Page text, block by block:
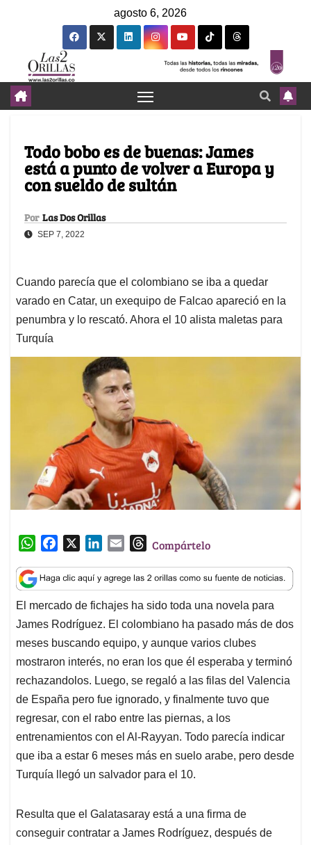
agosto 6, 2026
Todo bobo es de buenas: James
está a punto de volver a Europa y
con sueldo de sultán
Por Las Dos Orillas
SEP 7, 2022
Cuando parecía que el colombiano se iba a quedar
varado en Catar, un exequipo de Falcao apareció en la
penumbra y lo rescató. Ahora el 10 alista maletas para
Turquía
W
a
t
s
A
p
p
c
e
b
o
o
k
n
k
e
d
I
n
a
i
l
T
r
e
a
d
s
Compártelo
El mercado de fichajes ha sido toda una novela para
James Rodríguez. El colombiano ha pasado más de dos
meses buscando equipo, y aunque varios clubes
mostraron interés, no eran los que él esperaba y terminó
rechazandolos. Luego, se regaló a las filas del Valencia
de España pero fue ignorado, y finalmente tuvo que
regresar, con el rabo entre las piernas, a los
entrenamientos con el Al-Rayyan. Todo parecía indicar
que iba a estar 6 meses más en suelo arabe, pero desde
Turquía llegó un salvador para el 10.
Resulta que el Galatasaray está a una firma de
conseguir contratar a James Rodríguez, después de